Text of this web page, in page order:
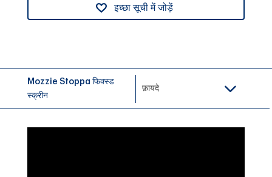
इच्छा सूची में जोड़ें
Mozzie Stoppa फिक्स्ड
स्क्रीन
फ़ायदे